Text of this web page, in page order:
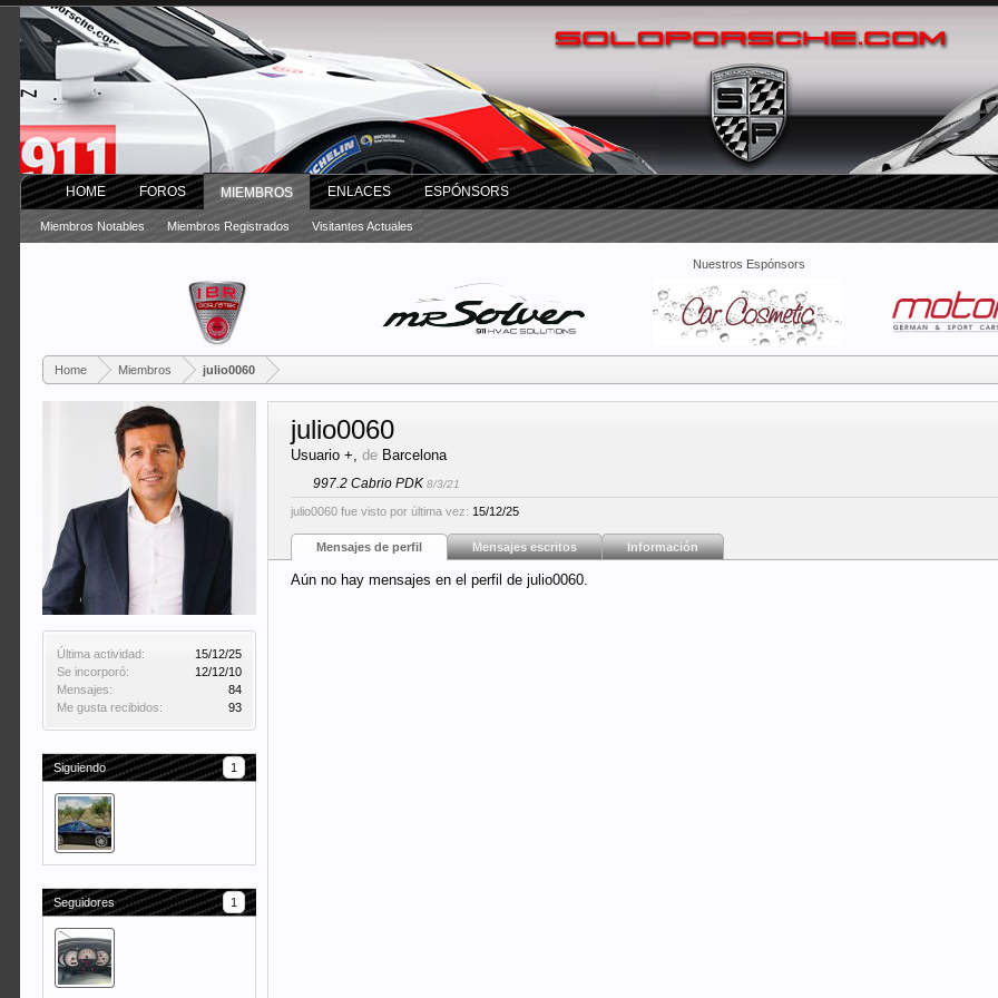
Nuestros Espónsors
Home Miembros julio0060
Última actividad:
15/12/25
Se incorporó:
12/12/10
Mensajes:
84
Me gusta recibidos:
93
Siguiendo 1
Seguidores 1
julio0060
Usuario +,de Barcelona
997.2 Cabrio PDK8/3/21
julio0060 fue visto por última vez: 15/12/25
Mensajes de perfil Mensajes escritos Información
Aún no hay mensajes en el perfil de julio0060.
HOME FOROS MIEMBROS
Miembros Notables Miembros Registrados Visitantes Actuales
ENLACES ESPÓNSORS